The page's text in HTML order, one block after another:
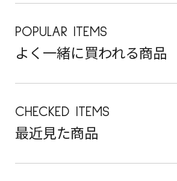
POPULAR ITEMS
よく一緒に買われる商品
CHECKED ITEMS
最近見た商品